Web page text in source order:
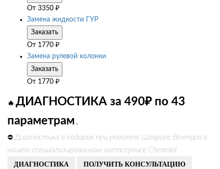
От 3350 ₽
Замена жидкости ГУР
Заказать
От 1770 ₽
Замена рулевой колонки
Заказать
От 1770 ₽
🔥 ДИАГНОСТИКА за 490₽ по 43
параметрам .
⛔ Диагностика в подарок при ремонте Шевроле Вентура в
нашем специализированном автосервисе Chevrolet
ДИАГНОСТИКА ПОЛУЧИТЬ КОНСУЛЬТАЦИЮ